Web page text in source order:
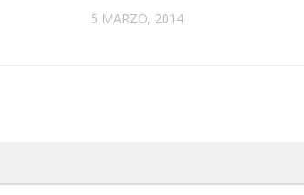
5 MARZO, 2014